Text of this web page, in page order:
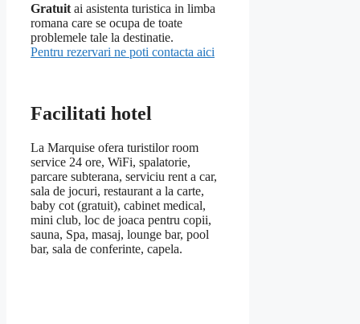
Gratuit ai asistenta turistica in limba
romana care se ocupa de toate
problemele tale la destinatie.
Pentru rezervari ne poti contacta aici
Facilitati hotel
La Marquise ofera turistilor room
service 24 ore, WiFi, spalatorie,
parcare subterana, serviciu rent a car,
sala de jocuri, restaurant a la carte,
baby cot (gratuit), cabinet medical,
mini club, loc de joaca pentru copii,
sauna, Spa, masaj, lounge bar, pool
bar, sala de conferinte, capela.